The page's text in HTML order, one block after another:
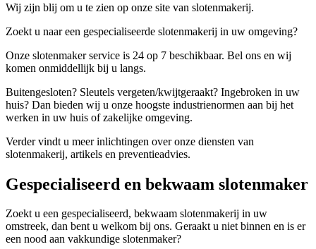
Wij zijn blij om u te zien op onze site van slotenmakerij.
Zoekt u naar een gespecialiseerde slotenmakerij in uw omgeving?
Onze slotenmaker service is 24 op 7 beschikbaar. Bel ons en wij
komen onmiddellijk bij u langs.
Buitengesloten? Sleutels vergeten/kwijtgeraakt? Ingebroken in uw
huis? Dan bieden wij u onze hoogste industrienormen aan bij het
werken in uw huis of zakelijke omgeving.
Verder vindt u meer inlichtingen over onze diensten van
slotenmakerij, artikels en preventieadvies.
Gespecialiseerd en bekwaam slotenmaker
Zoekt u een gespecialiseerd, bekwaam slotenmakerij in uw
omstreek, dan bent u welkom bij ons. Geraakt u niet binnen en is er
een nood aan vakkundige slotenmaker?